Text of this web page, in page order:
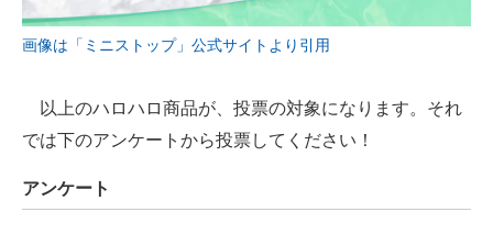
画像は「ミニストップ」公式サイトより引用
以上のハロハロ商品が、投票の対象になります。それ
では下のアンケートから投票してください！
アンケート